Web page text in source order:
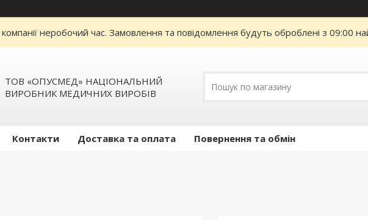
неробочий час. Замовлення та повідомлення будуть оброблені з 09:00
ТОВ «ОПУСМЕД» НАЦІОНАЛЬНИЙ
ВИРОБНИК МЕДИЧНИХ ВИРОБІВ
Контакти Доставка та оплата Повернення та обмін